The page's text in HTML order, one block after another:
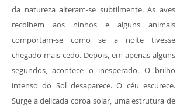
da natureza alteram-se subtilmente. As aves
recolhem aos ninhos e alguns animais
comportam-se como se a noite tivesse
chegado mais cedo. Depois, em apenas alguns
segundos, acontece o inesperado. O brilho
intenso do Sol desaparece. O céu escurece.
Surge a delicada coroa solar, uma estrutura de